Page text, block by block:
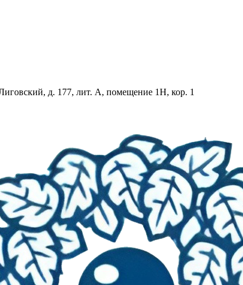
д. 177, лит. А, помещение 1Н, кор. 1